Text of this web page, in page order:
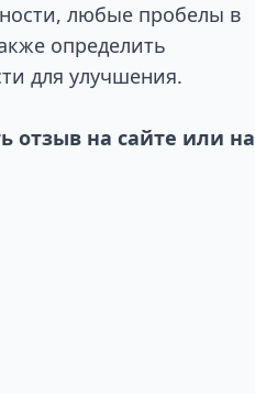
любые пробелы в
определить
для улучшения.
отзыв на сайте или на